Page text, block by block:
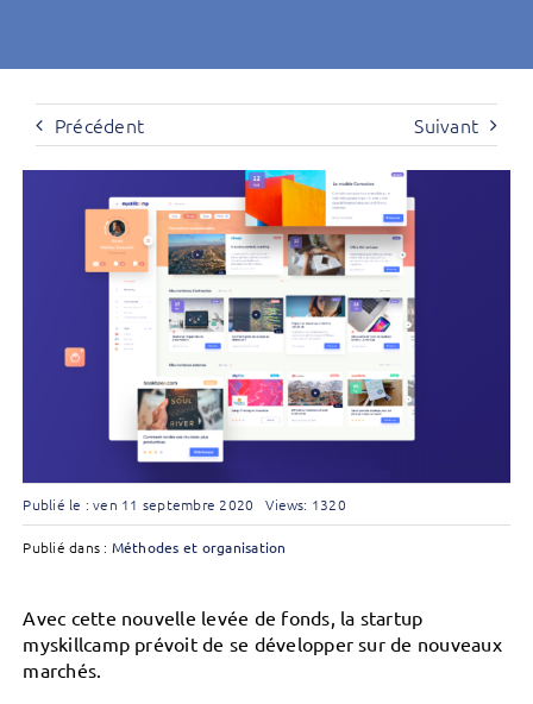
Précédent Suivant
Publié le : ven 11 septembre 2020 Views: 1320
Publié dans : Méthodes et organisation
Avec cette nouvelle levée de fonds, la startup
myskillcamp prévoit de se développer sur de nouveaux
marchés.